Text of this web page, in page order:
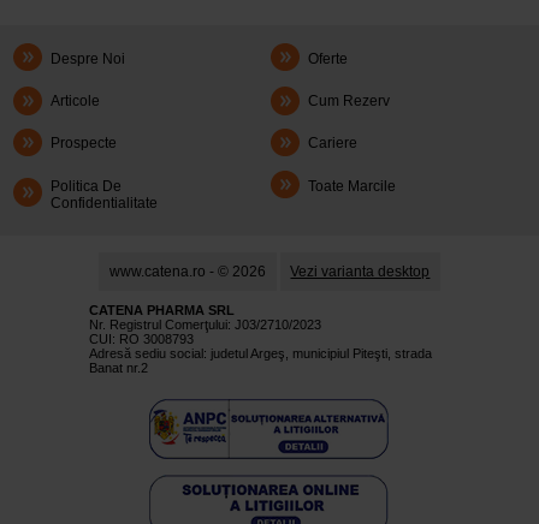
Despre Noi Oferte
Articole Cum Rezerv
Prospecte Cariere
Politica De
Confidentialitate
Toate Marcile
www.catena.ro - © 2026 Vezi varianta desktop
CATENA PHARMA SRL
Nr. Registrul Comerţului: J03/2710/2023
CUI: RO 3008793
Adresă sediu social: judetul Argeş, municipiul Piteşti, strada
Banat nr.2